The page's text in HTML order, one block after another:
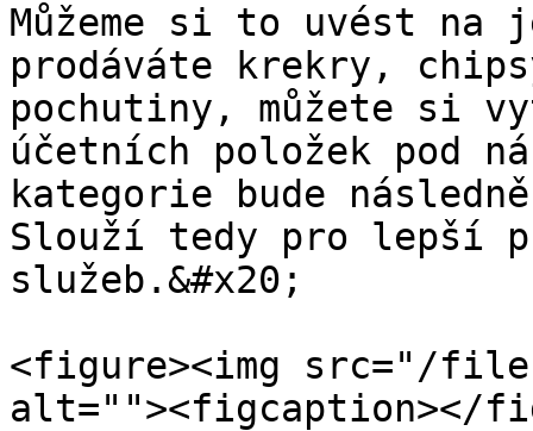
Můžeme si to uvést na
prodáváte krekry,
pochutiny, můžete si
účetních položek pod
kategorie bude
Slouží tedy pro lepší
služeb.&#x20;
<figure><img src="/
alt=""><figcaption></